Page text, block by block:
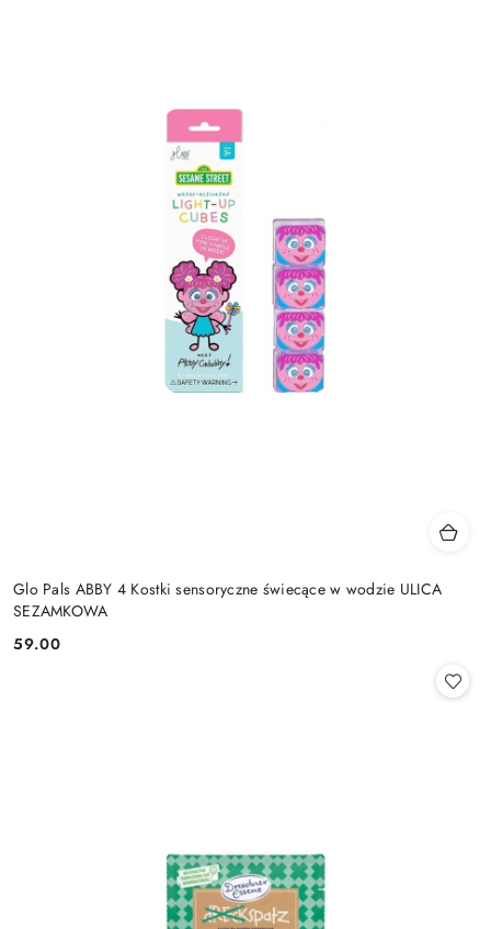
Glo Pals ABBY 4 Kostki sensoryczne świecące w wodzie ULICA
SEZAMKOWA
Cena:
59.00